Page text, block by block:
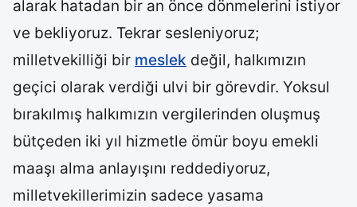
alarak hatadan bir an önce dönmelerini istiyor
ve bekliyoruz. Tekrar sesleniyoruz;
milletvekilliği bir meslek değil, halkımızın
geçici olarak verdiği ulvi bir görevdir. Yoksul
bırakılmış halkımızın vergilerinden oluşmuş
bütçeden iki yıl hizmetle ömür boyu emekli
maaşı alma anlayışını reddediyoruz,
milletvekillerimizin sadece yasama